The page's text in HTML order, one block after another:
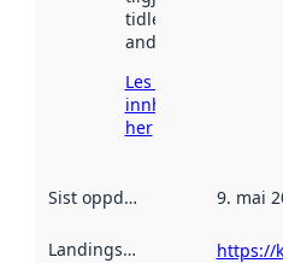
tidlegare
andre stader.
Les meir om
innhenting
her
Sist oppdatert 9. mai
Landingsside
https://